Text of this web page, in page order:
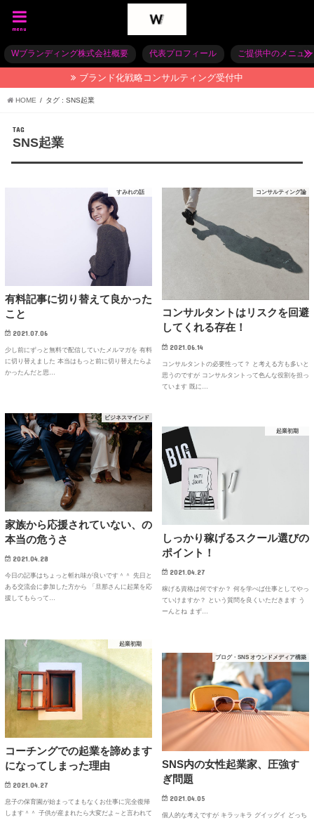
menu
Wブランディング株式会社概要 代表プロフィール ご提供中のメニュー
ブランド化戦略コンサルティング受付中
HOME タグ : SNS起業
TAG
SNS起業
すみれの話
有料記事に切り替えて良かった
こと
2021.07.06
少し前にずっと無料で配信していたメルマガを 有料
に切り替えました 本当はもっと前に切り替えたらよ
かったんだと思…
コンサルティング論
コンサルタントはリスクを回避
してくれる存在！
2021.06.14
コンサルタントの必要性って？ と考える方も多いと
思うのですが コンサルタントって色んな役割を担っ
ています 既に…
ビジネスマインド
家族から応援されていない、の
本当の危うさ
2021.04.28
今日の記事はちょっと斬れ味が良いです＾＾ 先日と
ある交流会に参加した方から 「旦那さんに起業を応
援してもらって…
起業初期
しっかり稼げるスクール選びの
ポイント！
2021.04.27
稼げる資格は何ですか？ 何を学べば仕事としてやっ
ていけますか？ という質問を良くいただきます う
ーんとね まず…
起業初期
コーチングでの起業を諦めます
になってしまった理由
2021.04.27
息子の保育園が始まってまもなくお仕事に完全復帰
します＾＾ 子供が産まれたら大変だよ～と言われて
ブログ・SNS オウンドメディア構築
SNS内の女性起業家、圧強す
ぎ問題
2021.04.05
個人的な考えですが キラッキラ グイッグイ どっち